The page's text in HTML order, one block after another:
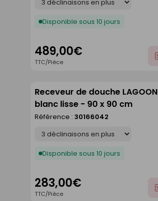
Disponible sous 10 jours
489,00€
TTC/Pièce
Receveur de douche LAGOON
blanc lisse - 90 x 90 cm
Référence : 30166042
Disponible sous 10 jours
283,00€
TTC/Pièce